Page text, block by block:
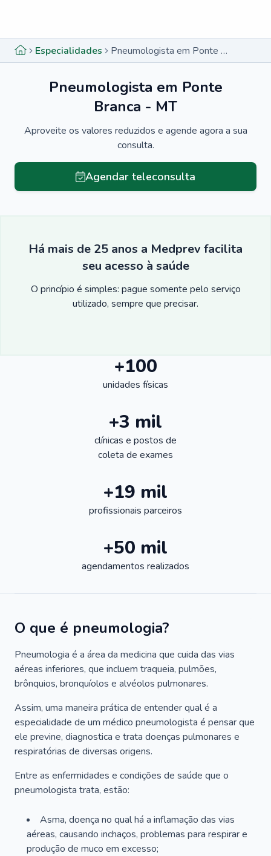
Especialidades Pneumologista em Ponte Branca - MT
Pneumologista em Ponte
Branca - MT
Aproveite os valores reduzidos e agende agora a sua
consulta.
Agendar teleconsulta
Há mais de 25 anos a Medprev facilita
seu acesso à saúde
O princípio é simples: pague somente pelo serviço
utilizado, sempre que precisar.
+100
unidades físicas
+3 mil
clínicas e postos de
coleta de exames
+19 mil
profissionais parceiros
+50 mil
agendamentos realizados
O que é pneumologia?
Pneumologia é a área da medicina que cuida das vias
aéreas inferiores, que incluem traqueia, pulmões,
brônquios, bronquíolos e alvéolos pulmonares.
Assim, uma maneira prática de entender qual é a
especialidade de um médico pneumologista é pensar que
ele previne, diagnostica e trata doenças pulmonares e
respiratórias de diversas origens.
Entre as enfermidades e condições de saúde que o
pneumologista trata, estão:
Asma, doença no qual há a inflamação das vias
aéreas, causando inchaços, problemas para respirar e
produção de muco em excesso;